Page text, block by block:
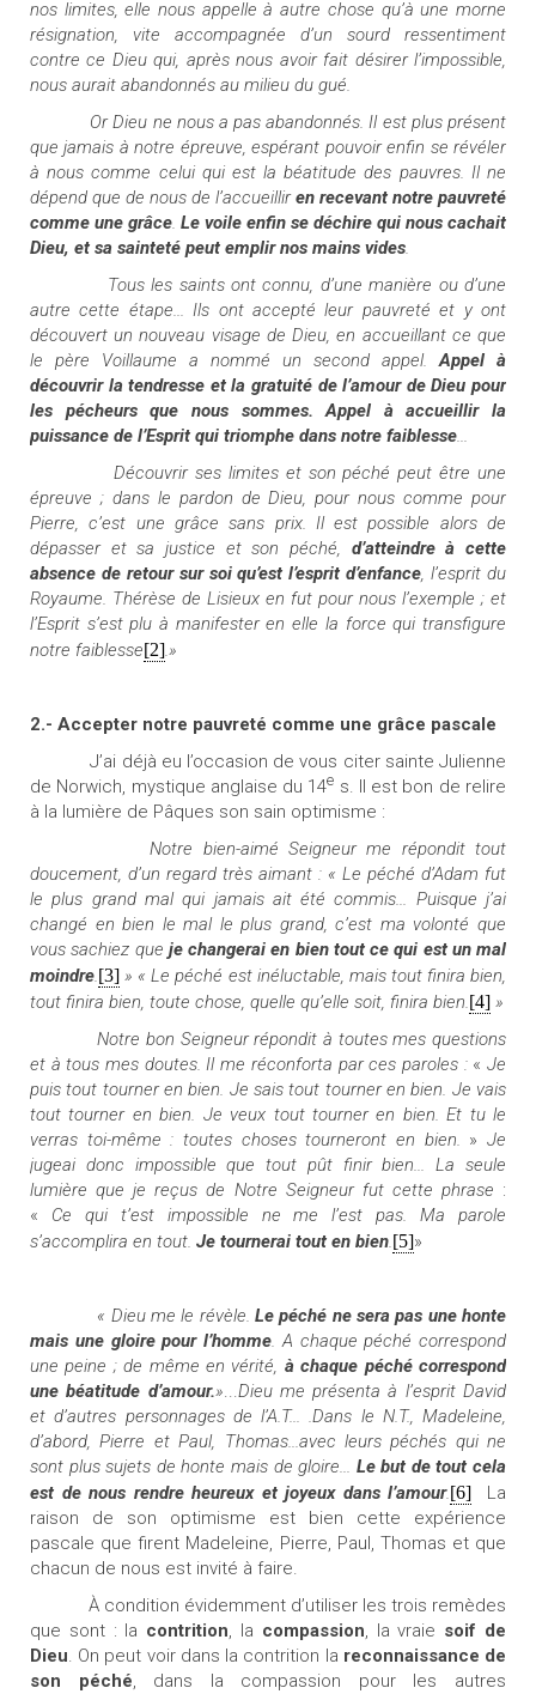
nos limites, elle nous appelle à autre chose qu’à une morne
résignation, vite accompagnée d’un sourd ressentiment
contre ce Dieu qui, après nous avoir fait désirer l’impossible,
nous aurait abandonnés au milieu du gué.
Or Dieu ne nous a pas abandonnés. Il est plus présent
que jamais à notre épreuve, espérant pouvoir enfin se révéler
à nous comme celui qui est la béatitude des pauvres. Il ne
dépend que de nous de l’accueilliren recevant notre pauvreté
comme une grâce. Le voile enfin se déchire qui nous cachait
Dieu, et sa sainteté peut emplir nos mains vides.
Tous les saints ont connu, d’une manière ou d’une
autre cette étape... Ils ont accepté leur pauvreté et y ont
découvert un nouveau visage de Dieu, en accueillant ce que
le père Voillaume a nommé un second appel.Appel à
découvrir la tendresse et la gratuité de l’amour de Dieu pour
les pécheurs que nous sommes. Appel à accueillir la
puissance de l’Esprit qui triomphe dans notre faiblesse...
Découvrir ses limites et son péché peut être une
épreuve ; dans le pardon de Dieu, pour nous comme pour
Pierre, c’est une grâce sans prix. Il est possible alors de
dépasser et sa justice et son péché, d’atteindre à cette
absence de retour sur soi qu’est l’esprit d’enfance, l’esprit du
Royaume. Thérèse de Lisieux en fut pour nous l’exemple ; et
l’Esprit s’est plu à manifester en elle la force qui transfigure
notre faiblesse[2].»
2.- Accepter notre pauvreté comme une grâce pascale
J’ai déjà eu l’occasion de vous citer sainte Julienne
de Norwich, mystique anglaise du 14e s. Il est bon de relire
à la lumière de Pâques son sain optimisme :
Notre bien-aimé Seigneur me répondit tout
doucement, d’un regard très aimant : « Le péché d’Adam fut
le plus grand mal qui jamais ait été commis... Puisque j’ai
changé en bien le mal le plus grand, c’est ma volonté que
vous sachiez que je changerai en bien tout ce qui est un mal
moindre.[3] » « Le péché est inéluctable, mais tout finira bien,
tout finira bien, toute chose, quelle qu’elle soit, finira bien.[4] »
Notre bon Seigneur répondit à toutes mes questions
et à tous mes doutes. Il me réconforta par ces paroles :«Je
puis tout tourner en bien. Je sais tout tourner en bien. Je vais
tout tourner en bien. Je veux tout tourner en bien. Et tu le
verras toi-même : toutes choses tourneront en bien. »Je
jugeai donc impossible que tout pût finir bien... La seule
lumière que je reçus de Notre Seigneur fut cette phrase :
« Ce qui t’est impossible ne me l’est pas. Ma parole
s’accomplira en tout. Je tournerai tout en bien.[5]»
« Dieu me le révèle.Le péché ne sera pas une honte
mais une gloire pour l’homme. A chaque péché correspond
une peine ; de même en vérité, à chaque péché correspond
une béatitude d’amour.»...Dieu me présenta à l’esprit David
et d’autres personnages de l’A.T... .Dans le N.T., Madeleine,
d’abord, Pierre et Paul, Thomas...avec leurs péchés qui ne
sont plus sujets de honte mais de gloire... Le but de tout cela
est de nous rendre heureux et joyeux dans l’amour.[6]
La
raison de son optimisme est bien cette expérience
pascale que firent Madeleine, Pierre, Paul, Thomas et que
chacun de nous est invité à faire.
À condition évidemment d’utiliser les trois remèdes
que sont : la contrition, la compassion, la vraie soif de
Dieu. On peut voir dans la contrition la reconnaissance de
son péché, dans la compassion pour les autres